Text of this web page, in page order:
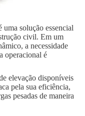
uma solução essencial
civil. Em um
a necessidade
operacional é
elevação disponíveis
pela sua eficiência,
pesadas de maneira